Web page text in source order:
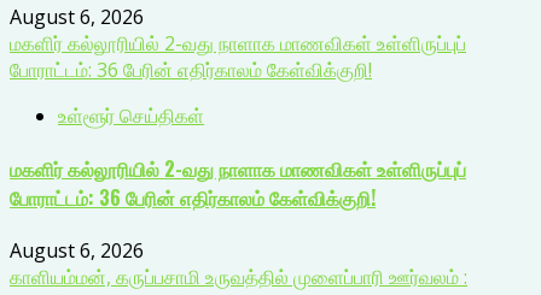
August 6, 2026
மகளிர் கல்லூரியில் 2-வது நாளாக மாணவிகள் உள்ளிருப்புப்
போராட்டம்: 36 பேரின் எதிர்காலம் கேள்விக்குறி!
உள்ளூர் செய்திகள்
மகளிர் கல்லூரியில் 2-வது நாளாக மாணவிகள் உள்ளிருப்புப்
போராட்டம்: 36 பேரின் எதிர்காலம் கேள்விக்குறி!
August 6, 2026
காளியம்மன், கருப்பசாமி உருவத்தில் முளைப்பாரி ஊர்வலம் :